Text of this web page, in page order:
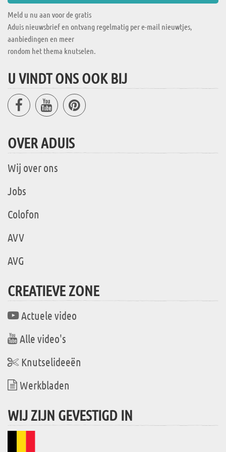
Meld u nu aan voor de gratis
Aduis nieuwsbrief en ontvang regelmatig per e-mail nieuwtjes,
aanbiedingen en meer
rondom het thema knutselen.
U VINDT ONS OOK BIJ
OVER ADUIS
Wij over ons
Jobs
Colofon
AVV
AVG
CREATIEVE ZONE
Actuele video
Alle video's
Knutselideeën
Werkbladen
WIJ ZIJN GEVESTIGD IN